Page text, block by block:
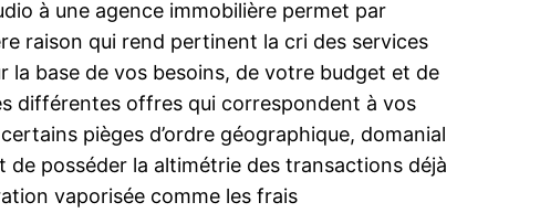
à une agence immobilière permet par
raison qui rend pertinent la cri des services
la base de vos besoins, de votre budget et de
différentes offres qui correspondent à vos
pièges d’ordre géographique, domanial
de posséder la altimétrie des transactions déjà
vaporisée comme les frais